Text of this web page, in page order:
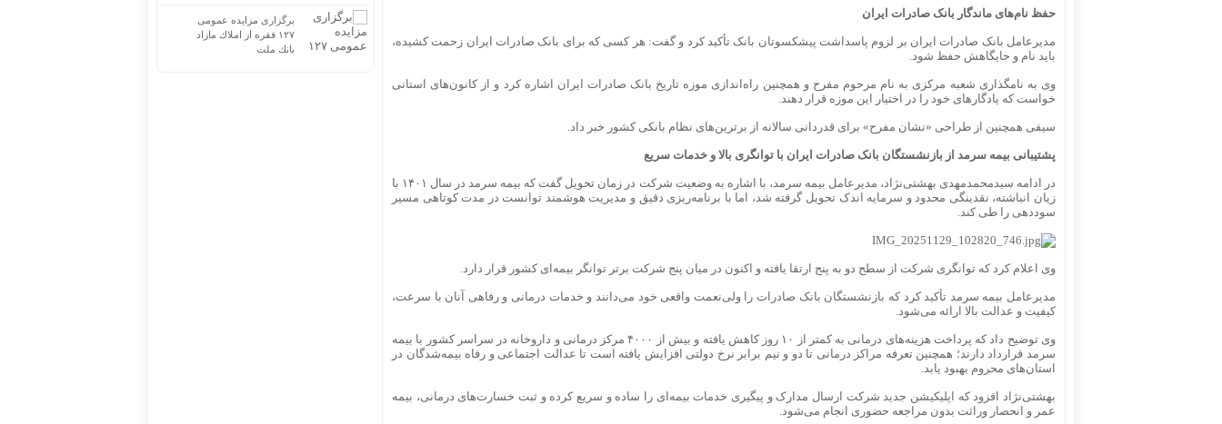
حفظ نام‌های ماندگار بانک صادرات ایران
مدیرعامل بانک صادرات ایران بر لزوم پاسداشت پیشکسوتان بانک تأکید کرد و گفت: هر کسی که برای بانک صادرات ایران زحمت کشیده،
باید نام و جایگاهش حفظ شود.
وی به نامگذاری شعبه مرکزی به نام مرحوم مفرح و همچنین راه‌اندازی موزه تاریخ بانک صادرات ایران اشاره کرد و از کانون‌های استانی
خواست که یادگارهای خود را در اختیار این موزه قرار دهند.
سیفی همچنین از طراحی «نشان مفرح» برای قدردانی سالانه از برترین‌های نظام بانکی کشور خبر داد.
پشتیبانی بیمه سرمد از بازنشستگان بانک صادرات ایران با توانگری بالا و خدمات سریع
در ادامه سیدمحمدمهدی بهشتی‌نژاد، مدیرعامل بیمه سرمد، با اشاره به وضعیت شرکت در زمان تحویل گفت که بیمه سرمد در سال ۱۴۰۱ با
زیان انباشته، نقدینگی محدود و سرمایه اندک تحویل گرفته شد، اما با برنامه‌ریزی دقیق و مدیریت هوشمند توانست در مدت کوتاهی مسیر
سوددهی را طی کند.
وی اعلام کرد که توانگری شرکت از سطح دو به پنج ارتقا یافته و اکنون در میان پنج شرکت برتر توانگر بیمه‌ای کشور قرار دارد.
مدیرعامل بیمه سرمد تأکید کرد که بازنشستگان بانک صادرات را ولی‌نعمت واقعی خود می‌دانند و خدمات درمانی و رفاهی آنان با سرعت،
کیفیت و عدالت بالا ارائه می‌شود.
وی توضیح داد که پرداخت هزینه‌های درمانی به کمتر از ۱۰ روز کاهش یافته و بیش از ۴۰۰۰ مرکز درمانی و داروخانه در سراسر کشور با بیمه
سرمد قرارداد دارند؛ همچنین تعرفه مراکز درمانی تا دو و نیم برابر نرخ دولتی افزایش یافته است تا عدالت اجتماعی و رفاه بیمه‌شدگان در
استان‌های محروم بهبود یابد.
بهشتی‌نژاد افزود که اپلیکیشن جدید شرکت ارسال مدارک و پیگیری خدمات بیمه‌ای را ساده و سریع کرده و ثبت خسارت‌های درمانی، بیمه
عمر و انحصار وراثت بدون مراجعه حضوری انجام می‌شود.
برگزاری مزایده عمومی
۱۲۷ فقره از املاك مازاد
بانك ملت